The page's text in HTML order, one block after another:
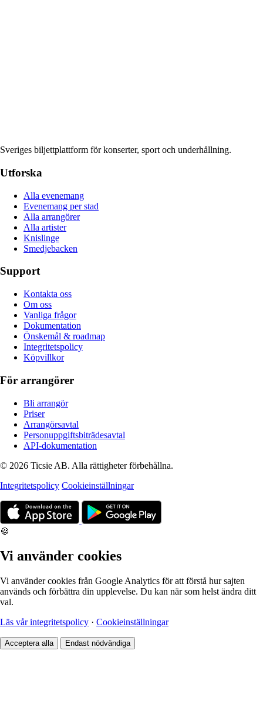
Sveriges biljettplattform för konserter, sport och underhållning.
Utforska
Alla evenemang
Evenemang per stad
Alla arrangörer
Alla artister
Knislinge
Smedjebacken
Support
Kontakta oss
Om oss
Vanliga frågor
Dokumentation
Önskemål & roadmap
Integritetspolicy
Köpvillkor
För arrangörer
Bli arrangör
Priser
Arrangörsavtal
Personuppgiftsbiträdesavtal
API-dokumentation
© 2026 Ticsie AB. Alla rättigheter förbehållna.
Integritetspolicy Cookieinställningar
🍪
Vi använder cookies
Vi använder cookies från Google Analytics för att förstå hur sajten
används och förbättra din upplevelse. Du kan när som helst ändra ditt
val.
Läs vår integritetspolicy · Cookieinställningar
Acceptera alla Endast nödvändiga